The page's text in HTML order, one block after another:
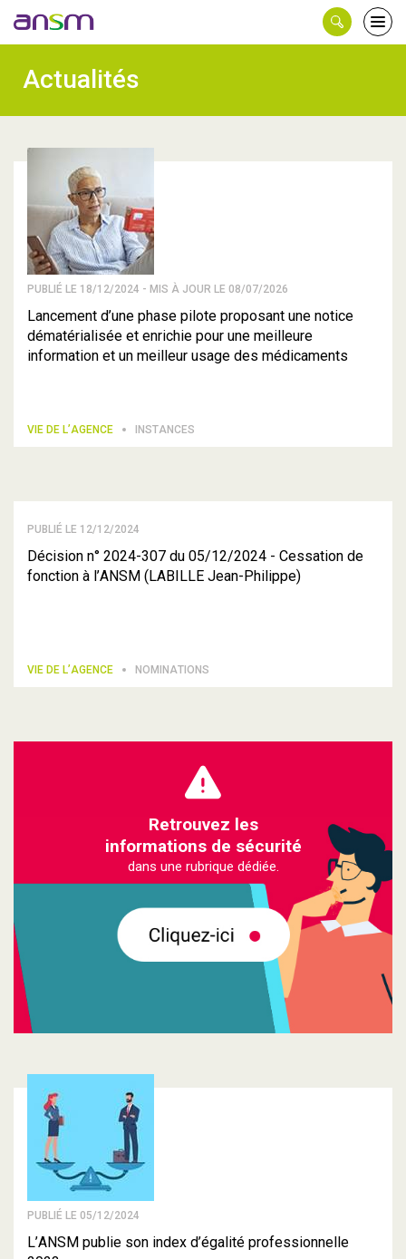
le
Actualités
PUBLIÉ LE 18/12/2024 - MIS À JOUR LE 08/07/2026
Lancement d’une phase pilote proposant une notice
dématérialisée et enrichie pour une meilleure
information et un meilleur usage des médicaments
VIE DE L’AGENCE INSTANCES
PUBLIÉ LE 12/12/2024
Décision n° 2024-307 du 05/12/2024 - Cessation de
fonction à l’ANSM (LABILLE Jean-Philippe)
VIE DE L’AGENCE NOMINATIONS
Retrouvez les
informations de sécurité
dans une rubrique dédiée.
PUBLIÉ LE 05/12/2024
L’ANSM publie son index d’égalité professionnelle